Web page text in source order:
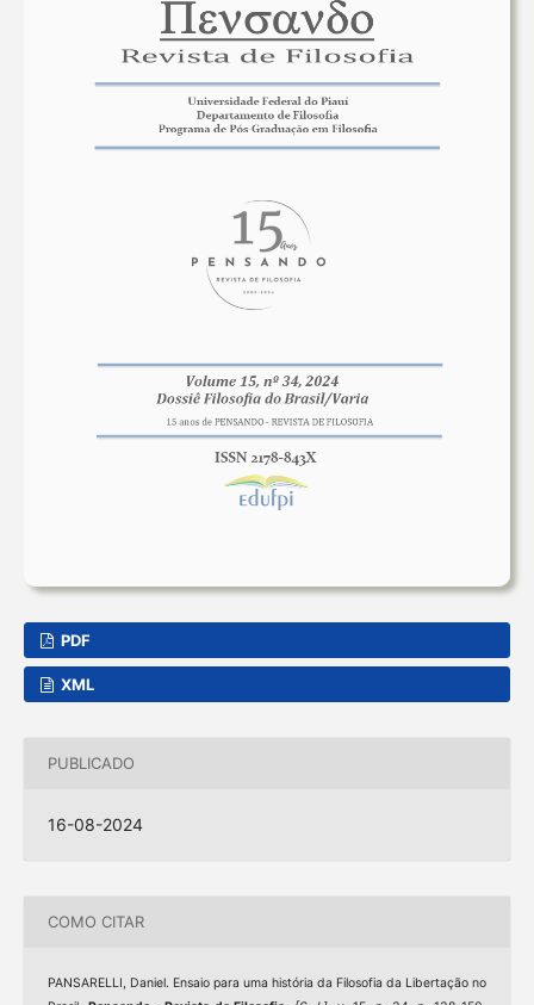
PDF
XML
PUBLICADO
16-08-2024
COMO CITAR
PANSARELLI, Daniel. Ensaio para uma história da Filosofia da Libertação no